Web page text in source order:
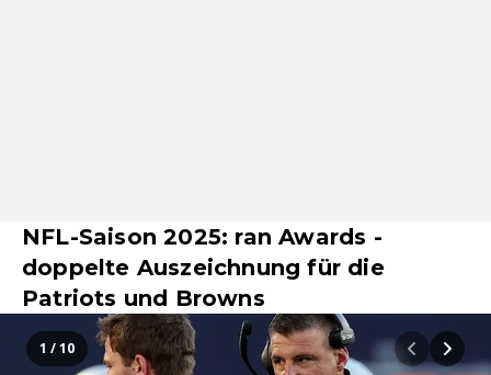
NFL-Saison 2025: ran Awards -
doppelte Auszeichnung für die
Patriots und Browns
1 / 10